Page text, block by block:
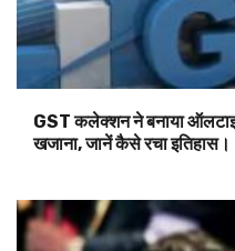
GST कलेक्शन ने बनाया
खजाना, जानें कैसे रचा इतिहास।